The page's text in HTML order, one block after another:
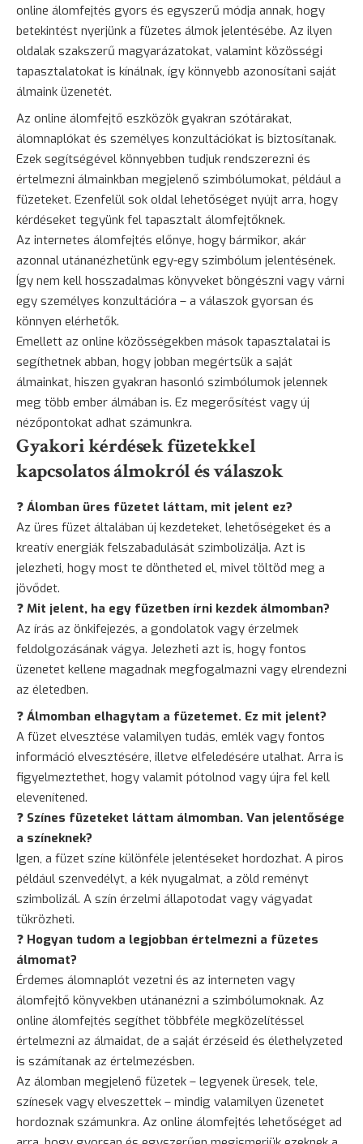
online álomfejtés gyors és egyszerű módja annak, hogy
betekintést nyerjünk a füzetes álmok jelentésébe. Az ilyen
oldalak szakszerű magyarázatokat, valamint közösségi
tapasztalatokat is kínálnak, így könnyebb azonosítani saját
álmaink üzenetét.
Az online álomfejtő eszközök gyakran szótárakat,
álomnaplókat és személyes konzultációkat is biztosítanak.
Ezek segítségével könnyebben tudjuk rendszerezni és
értelmezni álmainkban megjelenő szimbólumokat, például a
füzeteket. Ezenfelül sok oldal lehetőséget nyújt arra, hogy
kérdéseket tegyünk fel tapasztalt álomfejtőknek.
Az internetes álomfejtés előnye, hogy bármikor, akár
azonnal utánanézhetünk egy-egy szimbólum jelentésének.
Így nem kell hosszadalmas könyveket böngészni vagy várni
egy személyes konzultációra – a válaszok gyorsan és
könnyen elérhetők.
Emellett az online közösségekben mások tapasztalatai is
segíthetnek abban, hogy jobban megértsük a saját
álmainkat, hiszen gyakran hasonló szimbólumok jelennek
meg több ember álmában is. Ez megerősítést vagy új
nézőpontokat adhat számunkra.
Gyakori kérdések füzetekkel
kapcsolatos álmokról és válaszok
❓ Álomban üres füzetet láttam, mit jelent ez?
Az üres füzet általában új kezdeteket, lehetőségeket és a
kreatív energiák felszabadulását szimbolizálja. Azt is
jelezheti, hogy most te döntheted el, mivel töltöd meg a
jövődet.
❓ Mit jelent, ha egy füzetben írni kezdek álmomban?
Az írás az önkifejezés, a gondolatok vagy érzelmek
feldolgozásának vágya. Jelezheti azt is, hogy fontos
üzenetet kellene magadnak megfogalmazni vagy elrendezni
az életedben.
❓ Álmomban elhagytam a füzetemet. Ez mit jelent?
A füzet elvesztése valamilyen tudás, emlék vagy fontos
információ elvesztésére, illetve elfeledésére utalhat. Arra is
figyelmeztethet, hogy valamit pótolnod vagy újra fel kell
elevenítened.
❓ Színes füzeteket láttam álmomban. Van jelentősége
a színeknek?
Igen, a füzet színe különféle jelentéseket hordozhat. A piros
például szenvedélyt, a kék nyugalmat, a zöld reményt
szimbolizál. A szín érzelmi állapotodat vagy vágyadat
tükrözheti.
❓ Hogyan tudom a legjobban értelmezni a füzetes
álmomat?
Érdemes álomnaplót vezetni és az interneten vagy
álomfejtő könyvekben utánanézni a szimbólumoknak. Az
online álomfejtés segíthet többféle megközelítéssel
értelmezni az álmaidat, de a saját érzéseid és élethelyzeted
is számítanak az értelmezésben.
Az álomban megjelenő füzetek – legyenek üresek, tele,
színesek vagy elveszettek – mindig valamilyen üzenetet
hordoznak számunkra. Az online álomfejtés lehetőséget ad